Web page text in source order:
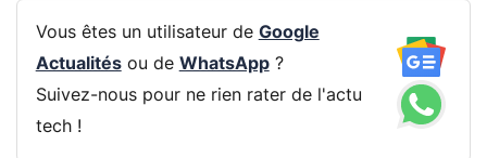
Vous êtes un utilisateur de Google
Actualitésou de WhatsApp?
Suivez-nous pour ne rien rater de l'actu
tech !